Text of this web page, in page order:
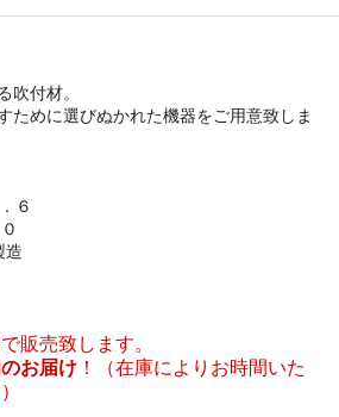
吹付材。
ために選びぬかれた機器をご用意致しま
６
造
販売致します。
お届け ！（在庫によりお時間いた